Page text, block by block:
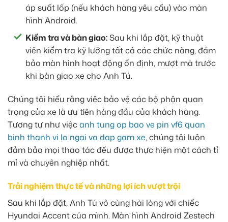
áp suất lốp (nếu khách hàng yêu cầu) vào màn
hình Android.
Kiểm tra và bàn giao:Sau khi lắp đặt, kỹ thuật
viên kiểm tra kỹ lưỡng tất cả các chức năng, đảm
bảo màn hình hoạt động ổn định, mượt mà trước
khi bàn giao xe cho Anh Tú.
Chúng tôi hiểu rằng việc bảo vệ các bộ phận quan
trọng của xe là ưu tiên hàng đầu của khách hàng.
Tương tự như việcanh tung op bao ve pin vf6 quan
binh thanh vi lo ngai va dap gam xe, chúng tôi luôn
đảm bảo mọi thao tác đều được thực hiện một cách tỉ
mỉ và chuyên nghiệp nhất.
Trải nghiệm thực tế và những lợi ích vượt trội
Sau khi lắp đặt, Anh Tú vô cùng hài lòng với chiếc
Hyundai Accent của mình. Màn hình Android Zestech